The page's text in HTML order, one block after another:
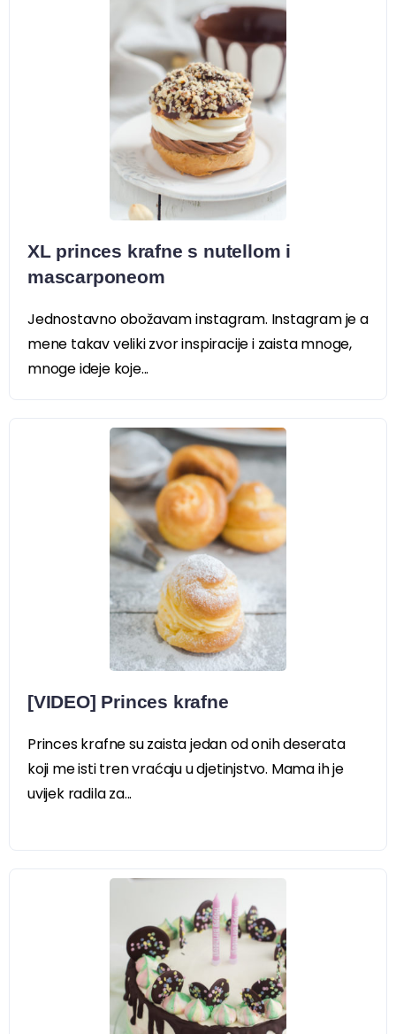
XL princes krafne s nutellom i
mascarponeom
Jednostavno obožavam instagram. Instagram je a
mene takav veliki zvor inspiracije i zaista mnoge,
mnoge ideje koje...
[VIDEO] Princes krafne
Princes krafne su zaista jedan od onih deserata
koji me isti tren vraćaju u djetinjstvo. Mama ih je
uvijek radila za...